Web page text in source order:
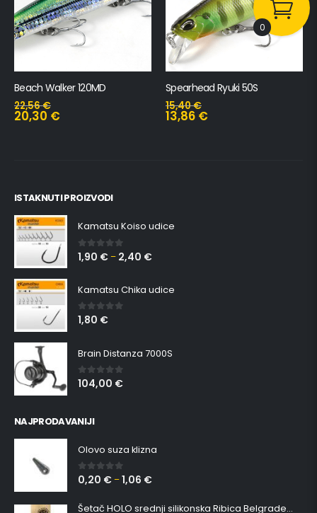
Beach Walker 120MD
22,56€
20,30 €
Spearhead Ryuki 50S
15,40€
13,86 €
ISTAKNUTI PROIZVODI
Kamatsu Koiso udice
0 out of 5
1,90 € – 2,40 €
Kamatsu Chika udice
0 out of 5
1,80 €
Brain Distanza 7000S
0out of 5
104,00 €
NAJPRODAVANIJI
Olovo suza klizna
0 out of 5
0,20 € –1,06 €
Šetač HOLO srednji silikonska Ribica Belgrade Walker
0